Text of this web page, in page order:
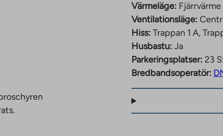
Värmeläge: Fjärrvärme
Ventilationsläge:
Hiss: Trappan 1 A,
Husbastu: Ja
Parkeringsplatser: 23
Bredbandsoperatör: